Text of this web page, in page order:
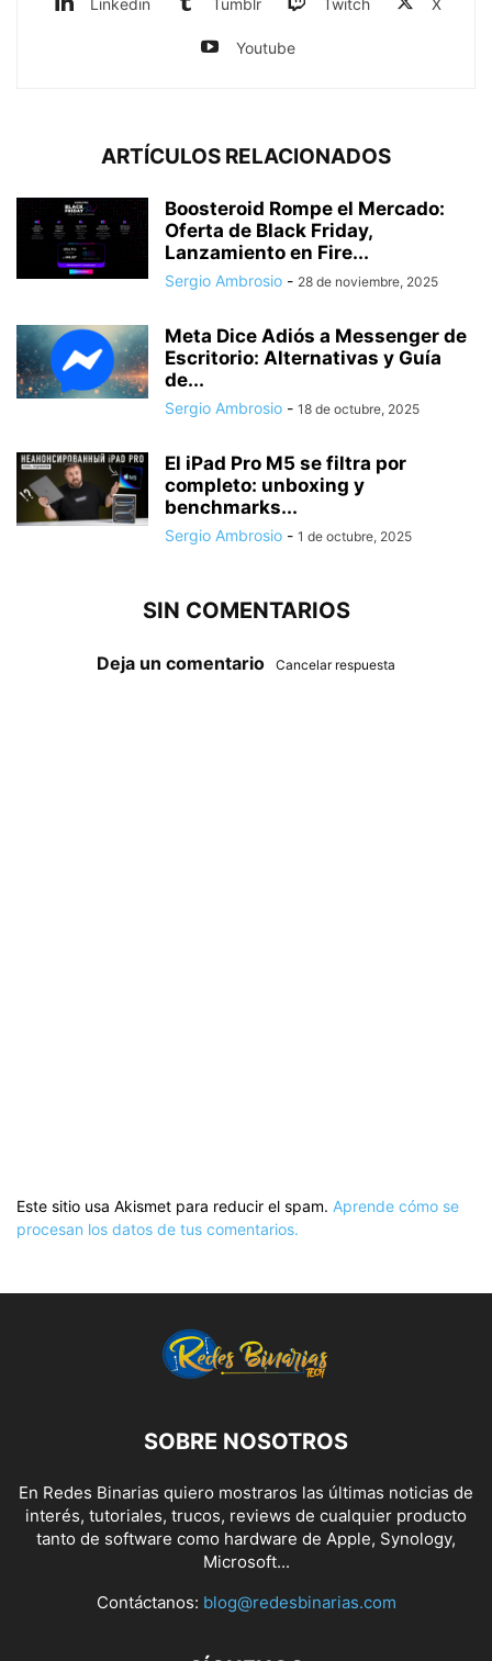
Linkedin Tumblr Twitch X
Youtube
ARTÍCULOS RELACIONADOS
Boosteroid Rompe el Mercado:
Oferta de Black Friday,
Lanzamiento en Fire...
Sergio Ambrosio - 28 de noviembre, 2025
Meta Dice Adiós a Messenger de
Escritorio: Alternativas y Guía
de...
Sergio Ambrosio - 18 de octubre, 2025
El iPad Pro M5 se filtra por
completo: unboxing y
benchmarks...
Sergio Ambrosio - 1 de octubre, 2025
SIN COMENTARIOS
Deja un comentario Cancelar respuesta
Este sitio usa Akismet para reducir el spam. Aprende cómo se
procesan los datos de tus comentarios.
SOBRE NOSOTROS
En Redes Binarias quiero mostraros las últimas noticias de
interés, tutoriales, trucos, reviews de cualquier producto
tanto de software como hardware de Apple, Synology,
Microsoft...
Contáctanos: blog@redesbinarias.com